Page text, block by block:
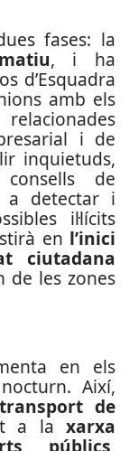
fases: la
, i ha
d’Esquadra
amb els
i de
inquietuds,
de
a detectar i
il·lícits
en l’inici
ciutadana
de les zones
en els
Així,
transport de
a laxarxa
públics,